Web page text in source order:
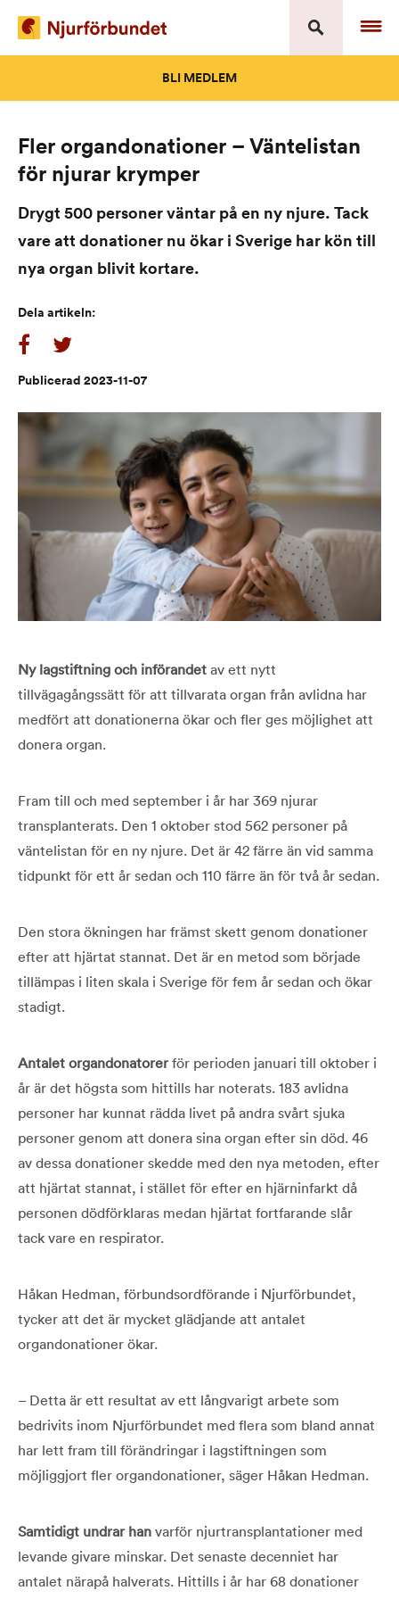
content
BLI MEDLEM
Fler organdonationer – Väntelistan
för njurar krymper
Drygt 500 personer väntar på en ny njure. Tack
vare att donationer nu ökar i Sverige har kön till
nya organ blivit kortare.
Dela artikeln:
Publicerad 2023-11-07
Ny lagstiftning och införandet av ett nytt
tillvägagångssätt för att tillvarata organ från avlidna har
medfört att donationerna ökar och fler ges möjlighet att
donera organ.
Fram till och med september i år har 369 njurar
transplanterats. Den 1 oktober stod 562 personer på
väntelistan för en ny njure. Det är 42 färre än vid samma
tidpunkt för ett år sedan och 110 färre än för två år sedan.
Den stora ökningen har främst skett genom donationer
efter att hjärtat stannat. Det är en metod som började
tillämpas i liten skala i Sverige för fem år sedan och ökar
stadigt.
Antalet organdonatorerför perioden januari till oktober i
år är det högsta som hittills har noterats. 183 avlidna
personer har kunnat rädda livet på andra svårt sjuka
personer genom att donera sina organ efter sin död. 46
av dessa donationer skedde med den nya metoden, efter
att hjärtat stannat, i stället för efter en hjärninfarkt då
personen dödförklaras medan hjärtat fortfarande slår
tack vare en respirator.
Håkan Hedman, förbundsordförande i Njurförbundet,
tycker att det är mycket glädjande att antalet
organdonationer ökar.
– Detta är ett resultat av ett långvarigt arbete som
bedrivits inom Njurförbundet med flera som bland annat
har lett fram till förändringar i lagstiftningen som
möjliggjort fler organdonationer, säger Håkan Hedman.
Samtidigt undrar han varför njurtransplantationer med
levande givare minskar. Det senaste decenniet har
antalet närapå halverats. Hittills i år har 68 donationer